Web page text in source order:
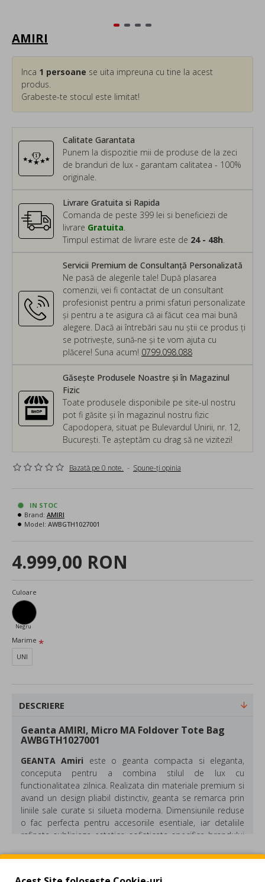
AMIRI
Calitate Garantata
Punem la dispozitie mii de produse de la zeci
de branduri de lux - garantam calitatea - 100%
originale.
Inca 1 persoane se uita impreuna cu tine la acest
produs.
Grabeste-te stocul este limitat!
Servicii Premium de Consultanță Personalizată
Ne pasă de alegerile tale! După plasarea
comenzii, vei fi contactat de un consultant
profesionist pentru a primi sfaturi personalizate
și pentru a te asigura că ai făcut cea mai bună
alegere. Dacă ai întrebări sau nu știi ce produs ți
se potrivește, sună-ne și te vom ajuta cu
plăcere! Suna acum! 0799.098.088
Livrare Gratuita si Rapida
Comanda de peste 399 lei si beneficiezi de
livrare Gratuita
Timpul estimat de livrare este de 24 - 48h
Găsește Produsele Noastre și în Magazinul
Fizic
Toate produsele disponibile pe site-ul nostru
pot fi găsite și în magazinul nostru fizic
Capodopera, situat pe Bulevardul Unirii, nr. 12,
București. Te așteptăm cu drag să ne vizitezi!
Bazată pe 0 note. - Spune-ţi opinia
4.999,00 RON
IN STOC
Brand: AMIRI
Model: AWBGTH1027001
Culoare
Negru
Marime
UNI
DESCRIERE
Geanta AMIRI, Micro MA Foldover Tote Bag
AWBGTH1027001
GEANTA Amiri este o geanta compacta si eleganta,
conceputa pentru a combina stilul de lux cu
functionalitatea zilnica. Realizata din materiale premium si
avand un design pliabil distinctiv, geanta se remarca prin
liniile sale curate si silueta moderna. Dimensiunile reduse
o fac perfecta pentru accesoriile esentiale, iar detaliile
rafinate subliniaza estetica sofisticata specifica brandului
REVIEW-URI